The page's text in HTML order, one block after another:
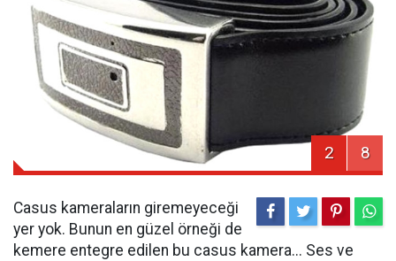
2 8
Casus kameraların giremeyeceği
yer yok. Bunun en güzel örneği de
kemere entegre edilen bu casus kamera... Ses ve